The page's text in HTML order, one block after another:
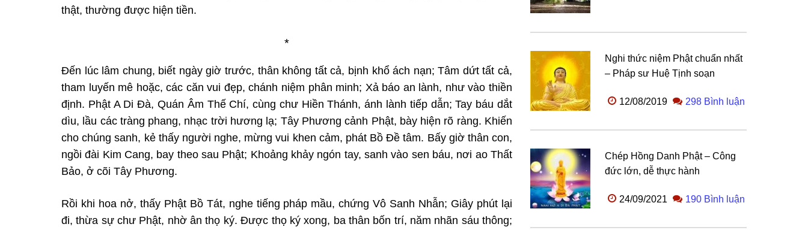
thật, thường được hiện tiền.
*
Đến lúc lâm chung, biết ngày giờ trước, thân không tất cả, bịnh khổ ách nạn; Tâm dứt tất cả,
tham luyến mê hoặc, các căn vui đẹp, chánh niệm phân minh; Xả báo an lành, như vào thiền
định. Phật A Di Đà, Quán Âm Thế Chí, cùng chư Hiền Thánh, ánh lành tiếp dẫn; Tay báu dắt
dìu, lầu các tràng phang, nhạc trời hương lạ; Tây Phương cảnh Phật, bày hiện rõ ràng. Khiến
cho chúngsanh, kẻ thấy người nghe, mừng vui khen cảm, phát Bồ Đề tâm. Bấy giờ thân con,
ngồi đài Kim Cang, bay theo sau Phật; Khoảng khảy ngón tay, sanhvào sen báu, nơi ao Thất
Bảo, ở cõi Tây Phương.
Rồi khi hoa nở, thấy Phật Bồ Tát, nghe tiếng pháp mầu, chứng Vô Sanh Nhẫn; Giây phút lại
đi, thừa sựchư Phật, nhờ ân thọ ký. Được thọ ký xong, ba thân bốn trí, năm nhãn sáuthông;
Nghi thức niệm Phật chuẩn nhất
– Pháp sư Huệ Tịnh soạn
12/08/2019 298 Bình luận
Chép Hồng Danh Phật – Công
đức lớn, dễ thực hành
24/09/2021 190 Bình luận